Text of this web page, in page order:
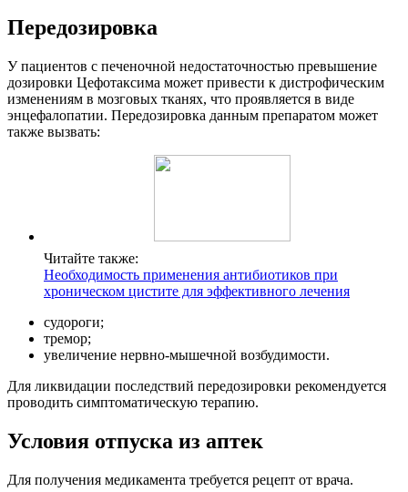
Передозировка
У пациентов с печеночной недостаточностью превышение
дозировки Цефотаксима может привести к дистрофическим
изменениям в мозговых тканях, что проявляется в виде
энцефалопатии. Передозировка данным препаратом может
также вызвать:
Читайте также:
Необходимость применения антибиотиков при
хроническом цистите для эффективного лечения
судороги;
тремор;
увеличение нервно-мышечной возбудимости.
Для ликвидации последствий передозировки рекомендуется
проводить симптоматическую терапию.
Условия отпуска из аптек
Для получения медикамента требуется рецепт от врача.